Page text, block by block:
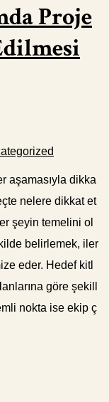
Proje
aşamasıyla dikka
nelere dikkat et
şeyin temelini ol
belirlemek, iler
eder. Hedef kitl
göre şekill
nokta ise ekip ç